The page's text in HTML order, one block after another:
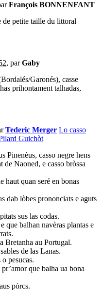
François BONNENFANT
de petite taille du littoral
, parGaby
Garonés), casse
prihontament talhadas,
Tederic Merger Lo casso
Guichòt
Pinenèus, casso negre hens
de Naoned, e casso bròssa
haut quan seré en bonas
dab lòbes prononciats e aguts
sus las codas.
que balhan navèras plantas e
Bretanha au Portugal.
de las Lanas.
pesucas.
que balha ua bona
pòrcs.